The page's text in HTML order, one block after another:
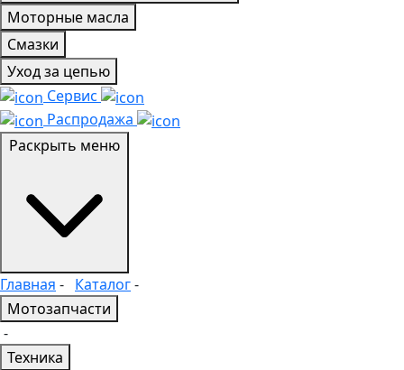
Моторные масла
Смазки
Уход за цепью
Сервис
Распродажа
Главная - Каталог-
Мотозапчасти
-
Техника